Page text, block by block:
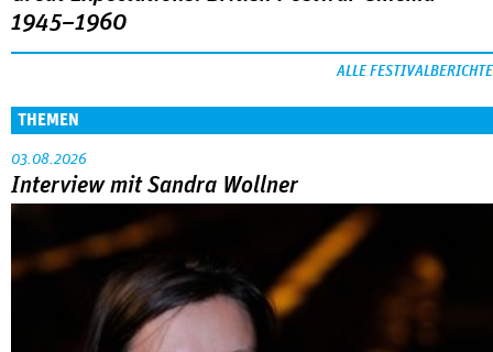
1945–1960
ALLE FESTIVALBERICHTE
THEMEN
03.08.2026
Interview mit Sandra Wollner